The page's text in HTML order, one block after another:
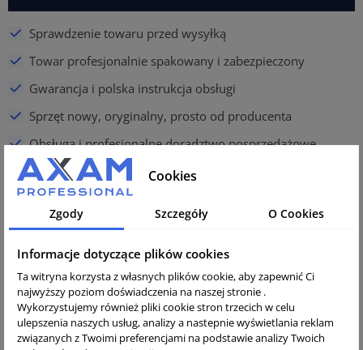
Sprawdzenie towaru przed wysyłką
Towar profesjonalnie spakowany i zabezpieczony
Gwarancja i polska instrukcja obsługi
Sprzęt nowy, oryginalny, prosto od producenta
Obsługa i profesjonalne doradztwo posprzedażowe
Opis
Oryginalna pokrywa filtra przeznaczona do silnika
Honda GX160.
Numer katalogowy:17231-Z1T-930
Wszystkie oferowane przez naszą firmę części pochodzą
rozłożonego, nowego, oryginalnegosilnika Honda
prosto od producenta.
Cookies
Zgody Szczegóły O Cookies
Informacje dotyczące plików cookies
Ta witryna korzysta z własnych plików cookie, aby zapewnić Ci
najwyższy poziom doświadczenia na naszej stronie .
Wykorzystujemy również pliki cookie stron trzecich w celu
ulepszenia naszych usług, analizy a nastepnie wyświetlania reklam
związanych z Twoimi preferencjami na podstawie analizy Twoich